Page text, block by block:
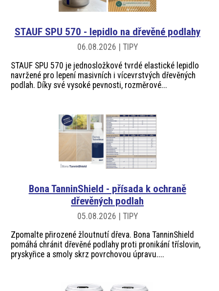
ProfiMag
Kontakt
STAUF SPU 570 - lepidlo na dřevěné podlahy
06.08.2026 | TIPY
STAUF SPU 570 je jednosložkové tvrdé elastické lepidlo
navržené pro lepení masivních i vícevrstvých dřevěných
podlah. Díky své vysoké pevnosti, rozměrové...
Bona TanninShield - přísada k ochraně
dřevěných podlah
05.08.2026 | TIPY
Zpomalte přirozené žloutnutí dřeva. Bona TanninShield
pomáhá chránit dřevěné podlahy proti pronikání tříslovin,
pryskyřice a smoly skrz povrchovou úpravu....